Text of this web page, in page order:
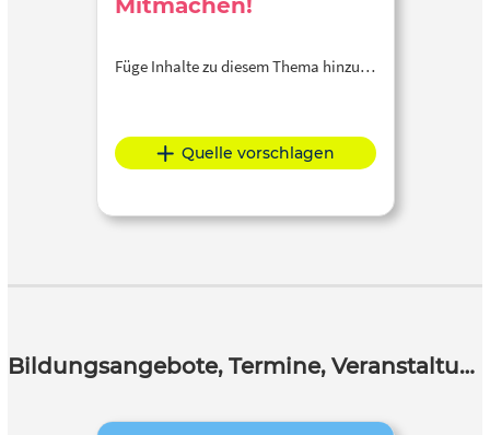
Mitmachen!
Füge Inhalte zu diesem Thema hinzu…
Quelle vorschlagen
Bildungsangebote, Termine, Veranstaltungen